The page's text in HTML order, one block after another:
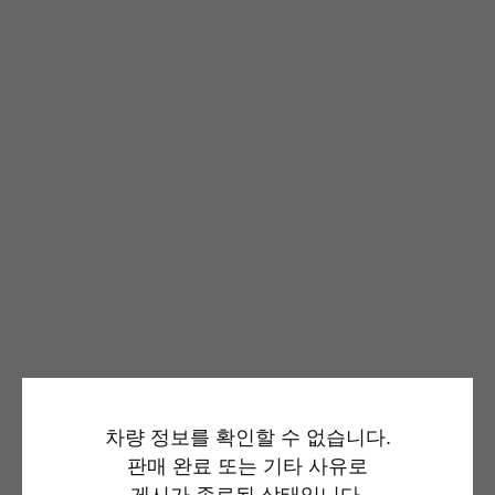
차량 정보를 확인할 수 없습니다.
판매 완료 또는 기타 사유로